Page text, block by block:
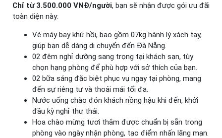
Chỉ từ 3.500.000 VNĐ/người, bạn sẽ nhận được gói ưu đãi
toàn diện này:
Vé máy bay khứ hồi, bao gồm 07kg hành lý xách tay,
giúp bạn dễ dàng di chuyển đến Đà Nẵng.
02 đêm nghỉ dưỡng sang trọng tại khách sạn, tùy
chọn hạng phòng để phù hợp với sở thích của bạn.
02 bữa sáng đặc biệt phục vụ ngay tại phòng, mang
đến sự riêng tư và thoải mái tối đa.
Nước uống chào đón khách nồng hậu khi đến, khởi
đầu kỳ nghỉ thư thái.
Hoa chào mừng tươi thắm được chuẩn bị sẵn trong
phòng vào ngày nhận phòng, tạo điểm nhấn lãng mạn.